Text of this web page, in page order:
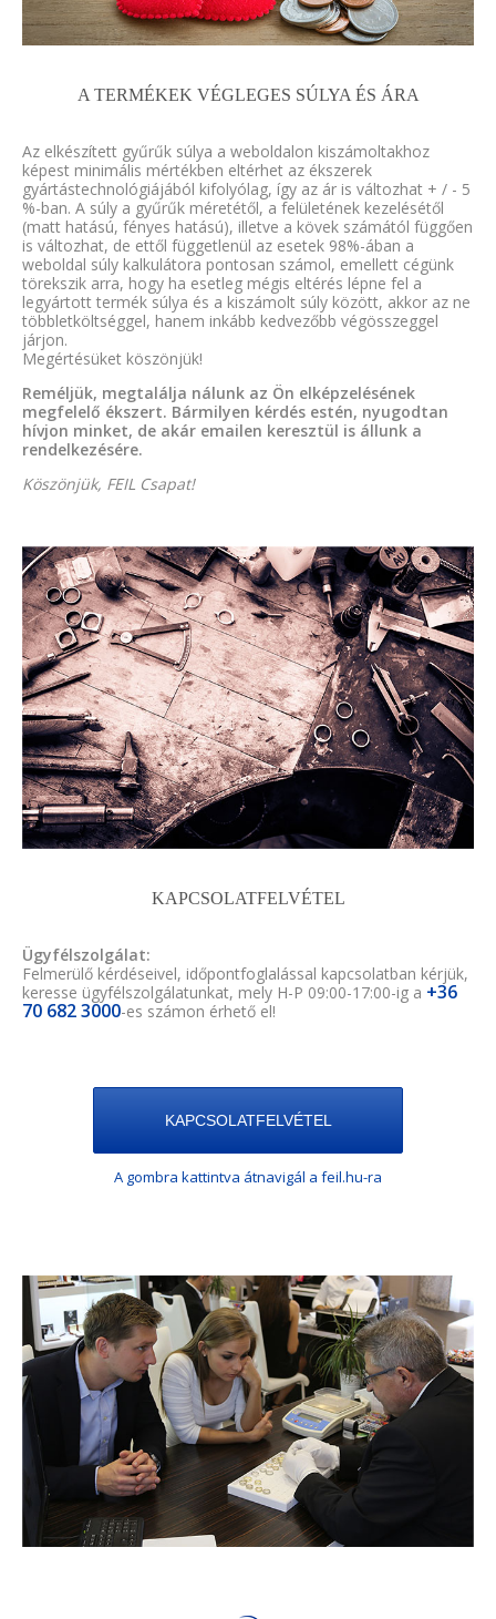
A TERMÉKEK VÉGLEGES SÚLYA ÉS ÁRA
Az elkészített gyűrűk súlya a weboldalon kiszámoltakhoz
képest minimális mértékben eltérhet az ékszerek
gyártástechnológiájából kifolyólag, így az ár is változhat + / - 5
%-ban. A súly a gyűrűk méretétől, a felületének kezelésétől
(matt hatású, fényes hatású), illetve a kövek számától függően
is változhat, de ettől függetlenül az esetek 98%-ában a
weboldal súly kalkulátora pontosan számol, emellett cégünk
törekszik arra, hogy ha esetleg mégis eltérés lépne fel a
legyártott termék súlya és a kiszámolt súly között, akkor az ne
többletköltséggel, hanem inkább kedvezőbb végösszeggel
járjon.
Megértésüket köszönjük!
Reméljük, megtalálja nálunk az Ön elképzelésének
megfelelő ékszert. Bármilyen kérdés estén, nyugodtan
hívjon minket, de akár emailen keresztül is állunk a
rendelkezésére.
Köszönjük, FEIL Csapat!
KAPCSOLATFELVÉTEL
Ügyfélszolgálat:
Felmerülő kérdéseivel, időpontfoglalással kapcsolatban kérjük,
keresse ügyfélszolgálatunkat, mely H-P 09:00-17:00-ig a +36
70 682 3000-es számon érhető el!
KAPCSOLATFELVÉTEL
A gombra kattintva átnavigál a feil.hu-ra